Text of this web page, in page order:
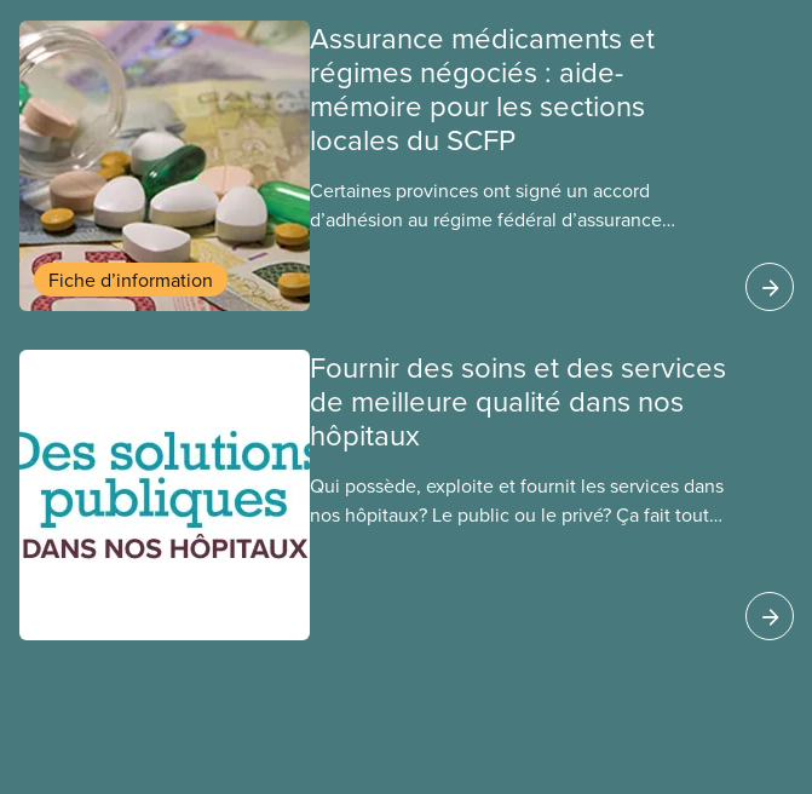
Fiche d’information
Assurance médicaments et
régimes négociés : aide-
mémoire pour les sections
locales du SCFP
Certaines provinces ont signé un accord
d’adhésion au régime fédéral d’assurance
Fournir des soins et des services
de meilleure qualité dans nos
hôpitaux
Qui possède, exploite et fournit les services dans
nos hôpitaux? Le public ou le privé? Ça fait toute